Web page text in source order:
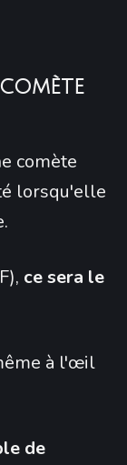
comète
lorsqu'elle
ce sera le
à l'œil
de